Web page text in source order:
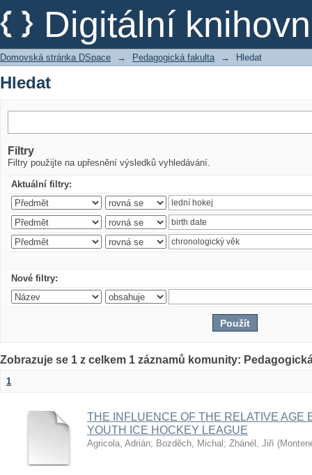
Digitální
Hledat
Domovská stránka DSpace → Pedagogická fakulta → Hledat
Hledat
Filtry
Filtry použijte na upřesnění výsledků vyhledávání.
Aktuální filtry:
Nové filtry:
Zobrazuje se 1 z celkem 1 záznamů komunity:
1
THE INFLUENCE OF THE RELATIVE AGE
YOUTH ICE HOCKEY LEAGUE
Agricola, Adrián; Bozděch, Michal ; Zhánél, Jiří (